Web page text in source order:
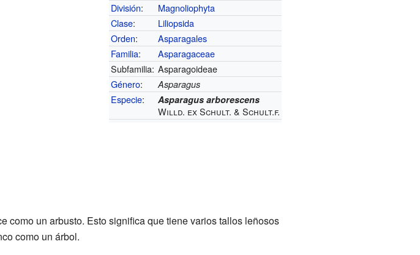
División:
Magnoliophyta
Clase:
Liliopsida
Orden:
Asparagales
Familia:
Asparagaceae
Subfamilia: Asparagoideae
Género: Asparagus
Especie: Asparagus arborescens
Willd. ex Schult. & Schult.f.
como un arbusto. Esto significa que tiene varios tallos leñosos
como un árbol.